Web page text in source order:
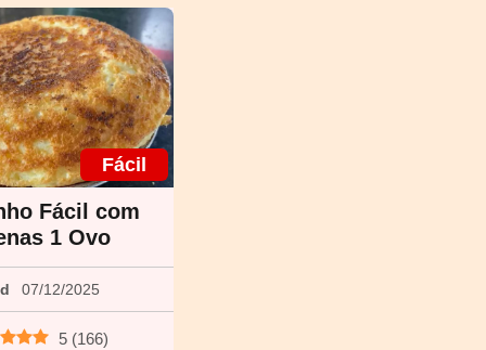
Fácil
Fácil com
1 Ovo
07/12/2025
5 (166)